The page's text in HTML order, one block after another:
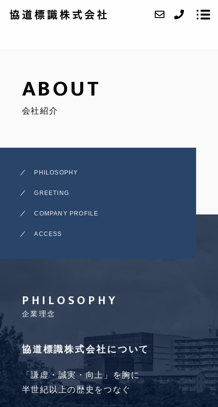
ABOUT
会社紹介
PHILOSOPHY
GREETING
COMPANY PROFILE
ACCESS
PHILOSOPHY
企業理念
協道標識株式会社について
「謙虚・誠実・向上」を胸に
半世紀以上の歴史をつなぐ